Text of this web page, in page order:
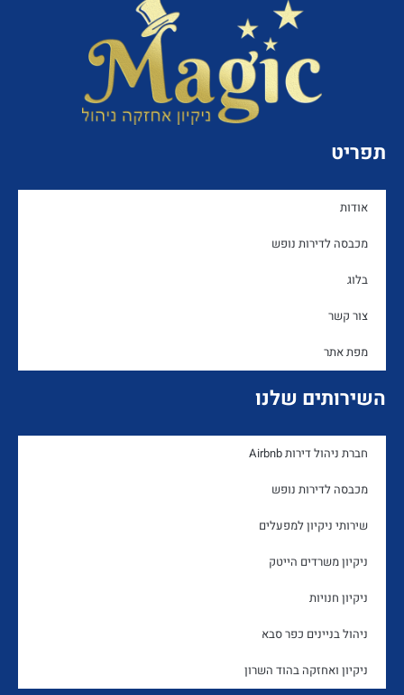
תפריט
אודות
מכבסה לדירות נופש
בלוג
צור קשר
מפת אתר
השירותים שלנו
חברת ניהול דירות Airbnb
מכבסה לדירות נופש
שירותי ניקיון למפעלים
ניקיון משרדים הייטק
ניקיון חנויות
ניהול בניינים כפר סבא
ניקיון ואחזקה בהוד השרון